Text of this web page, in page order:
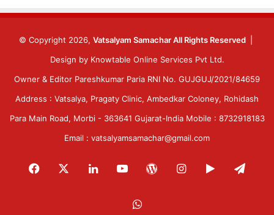
© Copyright 2026, Vatsalyam Samachar All Rights Reserved
Design by Knowtable Online Services Pvt Ltd.
Owner & Editor Pareshkumar Paria RNI No. GUJGUJ/2021/84659
Address : Vatsalya, Pragaty Clinic, Ambedkar Coloney, Rohidash
Para Main Road, Morbi - 363641 Gujarat-India Mobile : 8732918183
Email : vatsalyamsamachar@gmail.com
Facebook LinkedInYouTubeWordPressInstagram
Google
WhatsApp